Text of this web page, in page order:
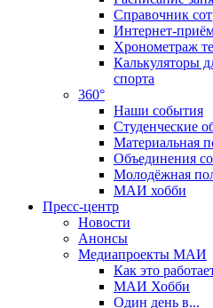
Справочник
Интернет-
Хронометраж
Калькуляторы
спорта
360°
Наши события
Студенческие
Материальная
Объединения
Молодёжная
МАИ хобби
Пресс-центр
Новости
Анонсы
Медиапроекты МАИ
Как это
МАИ Хобби
Один день в...